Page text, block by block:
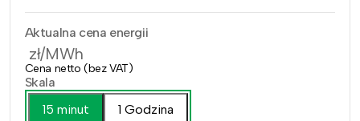
Aktualna cena energii
zł/MWh
Cena netto (bez VAT)
Skala
15 minut
1 Godzina